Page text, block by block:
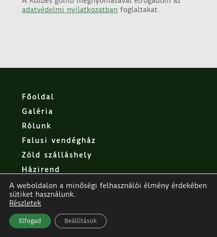
adatvédelmi nyilatkozatban foglaltakat.
Főoldal
Galéria
Rólunk
Falusi vendégház
Zöld szálláshely
Házirend
Adatvédelmi nyilatkozat

A weboldalon a minőségi felhasználói élmény érdekében
sütiket használunk.
Részletek
Elfogad Beállítások